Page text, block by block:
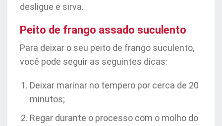
desligue e sirva.
Peito de frango assado suculento
Para deixar o seu peito de frango suculento,
você pode seguir as seguintes dicas:
Deixar marinar no tempero por cerca de 20
minutos;
Regar durante o processo com o molho do